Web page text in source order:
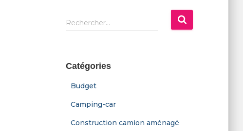
-
l
R
e
r
Rechercher…
Catégories
Budget
Camping-car
Construction camion aménagé